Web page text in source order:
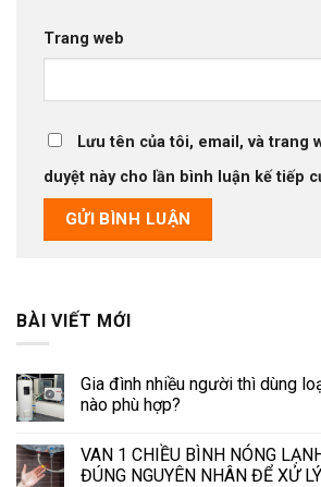
Trang web
Lưu tên của tôi, email, và trang
duyệt này cho lần bình luận kế tiếp
BÀI VIẾT MỚI
Gia đình nhiều người thì dùng
nào phù hợp?
VAN 1 CHIỀU BÌNH NÓNG
ĐÚNG NGUYÊN NHÂN ĐỂ XỬ